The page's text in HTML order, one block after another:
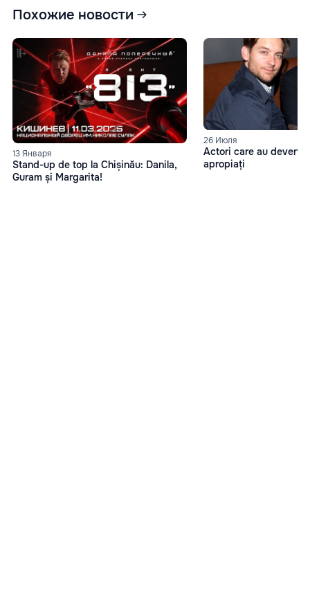
Похожие новости
13 Января
Stand-up de top la Chișinău: Danila,
Guram și Margarita!
26 Июля
Actori care au devenit
apropiați